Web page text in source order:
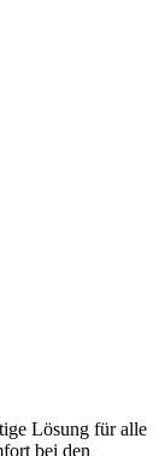
Lösung für alle
bei den